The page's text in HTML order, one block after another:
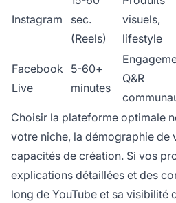
Instagram
sec.
(Reels)
visuels,
lifestyle
Facebook
Live
5-60+
minutes
Q&R
Choisir la plateforme optimale
votre niche, la démographie de
capacités de création. Si vos
explications détaillées et des
long de YouTube et sa visibilité